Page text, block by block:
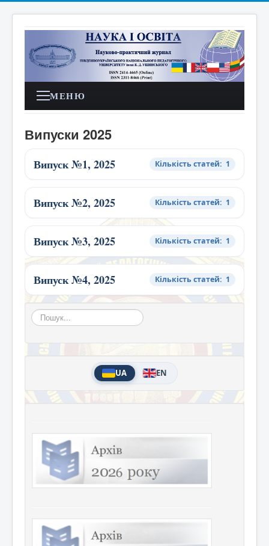
МЕНЮ
Випуски 2025
Випуск №1, 2025 Кількість статей: 1
Випуск №2, 2025 Кількість статей: 1
Випуск №3, 2025 Кількість статей: 1
Випуск №4, 2025 Кількість статей: 1
Пошук...
UA EN